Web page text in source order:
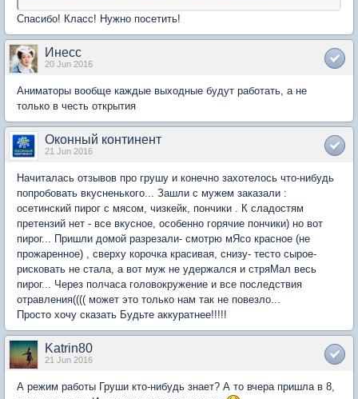
Спасибо! Класс! Нужно посетить!
Инесс
20 Jun 2016
Аниматоры вообще каждые выходные будут работать, а не
только в честь открытия
Оконный континент
21 Jun 2016
Начиталась отзывов про грушу и конечно захотелось что-нибудь
попробовать вкусненького... Зашли с мужем заказали :
осетинский пирог с мясом, чизкейк, пончики . К сладостям
претензий нет - все вкусное, особенно горячие пончики) но вот
пирог... Пришли домой разрезали- смотрю мЯсо красное (не
прожаренное) , сверху корочка красивая, снизу- тесто сырое-
рисковать не стала, а вот муж не удержался и стряМал весь
пирог... Через полчаса головокружение и все последствия
отравления(((( может это только нам так не повезло...
Просто хочу сказать Будьте аккуратнее!!!!!
Katrin80
21 Jun 2016
А режим работы Груши кто-нибудь знает? А то вчера пришла в 8,